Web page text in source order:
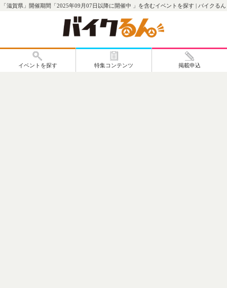
「滋賀県」開催期間「2025年09月07日以降に開催中 」を含むイベントを探す | バイクるん